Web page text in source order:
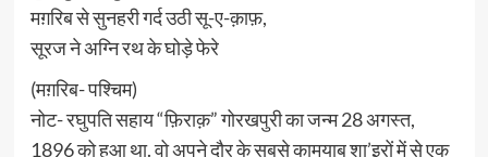
मग़रिब से सुनहरी गर्द उठी सू-ए-क़ाफ़,
सूरज ने अग्नि रथ के घोड़े फेरे
(मग़रिब- पश्चिम)
नोट- रघुपति सहाय “फ़िराक़” गोरखपुरी का जन्म 28 अगस्त,
1896 को हुआ था. वो अपने दौर के सबसे कामयाब शा’इरों में से एक